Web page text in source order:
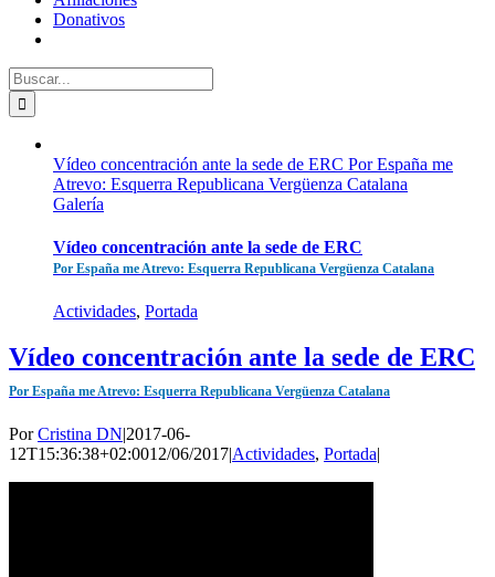
Donativos
Buscar:
Vídeo concentración ante la sede de ERC Por España me
Atrevo: Esquerra Republicana Vergüenza Catalana
Galería
Vídeo concentración ante la sede de ERC
Por España me Atrevo: Esquerra Republicana Vergüenza Catalana
Actividades, Portada
Vídeo concentración ante la sede de ERC
Por España me Atrevo: Esquerra Republicana Vergüenza Catalana
PorCristina DN|2017-06-
12T15:36:38+02:0012/06/2017|Actividades, Portada|